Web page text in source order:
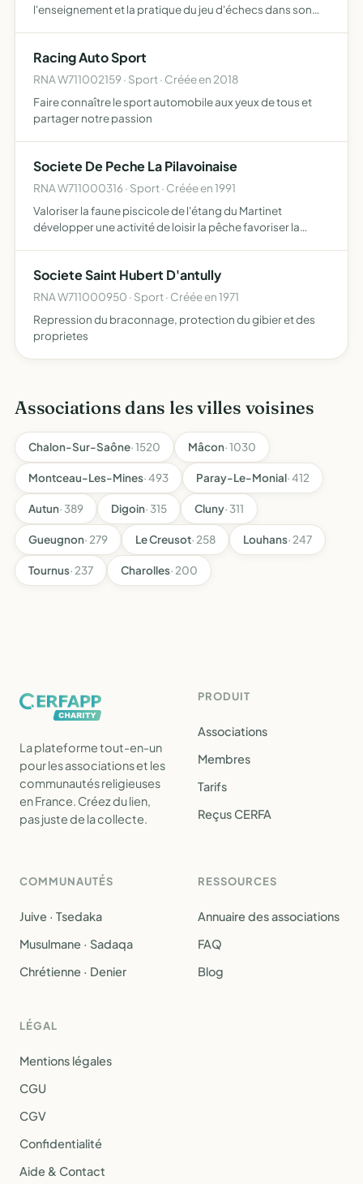
l'enseignement et la pratique du jeu d'échecs dans son
Racing Auto Sport
RNA W711002159 · Sport · Créée en 2018
Faire connaître le sport automobile aux yeux de tous et
partager notre passion
Societe De Peche La Pilavoinaise
RNA W711000316 · Sport · Créée en 1991
Valoriser la faune piscicole de l'étang du Martinet
développer une activité de loisir la pêche favoriser la
Societe Saint Hubert D'antully
RNA W711000950 · Sport · Créée en 1971
Repression du braconnage, protection du gibier et des
proprietes
Associations dans les villes voisines
Chalon-Sur-Saône· 1520 Mâcon· 1030
Montceau-Les-Mines· 493 Paray-Le-Monial· 412
Autun· 389 Digoin· 315 Cluny· 311
Gueugnon· 279 Le Creusot· 258 Louhans· 247
Tournus· 237 Charolles· 200
La plateforme tout-en-un
pour les associations et les
communautés religieuses
en France. Créez du lien,
pas juste de la collecte.
PRODUIT
Associations
Membres
Tarifs
Reçus CERFA
COMMUNAUTÉS
Juive · Tsedaka
Musulmane · Sadaqa
Chrétienne · Denier
RESSOURCES
Annuaire des associations
FAQ
Blog
LÉGAL
Mentions légales
CGU
CGV
Confidentialité
Aide & Contact